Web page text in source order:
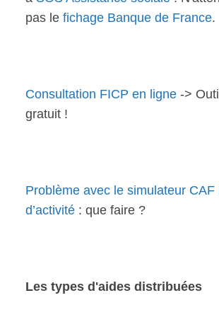
pas le fichage Banque de France.
Consultation FICP en ligne -> Outil
gratuit !
Problème avec le simulateur CAF
d’activité : que faire ?
Les types d'aides distribuées